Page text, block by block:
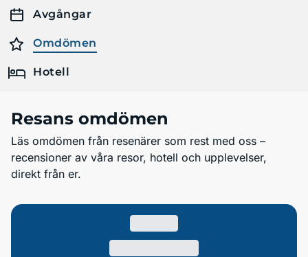
Avgångar
Omdömen
Hotell
Resans omdömen
Läs omdömen från resenärer som rest med oss –
recensioner av våra resor, hotell och upplevelser,
direkt från er.